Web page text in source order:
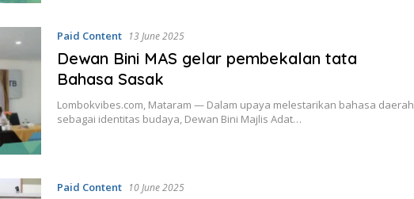
Paid Content 13 June 2025
Dewan Bini MAS gelar pembekalan tata
Bahasa Sasak
Lombokvibes.com, Mataram — Dalam upaya melestarikan bahasa daerah
sebagai identitas budaya, Dewan Bini Majlis Adat…
Paid Content 10 June 2025